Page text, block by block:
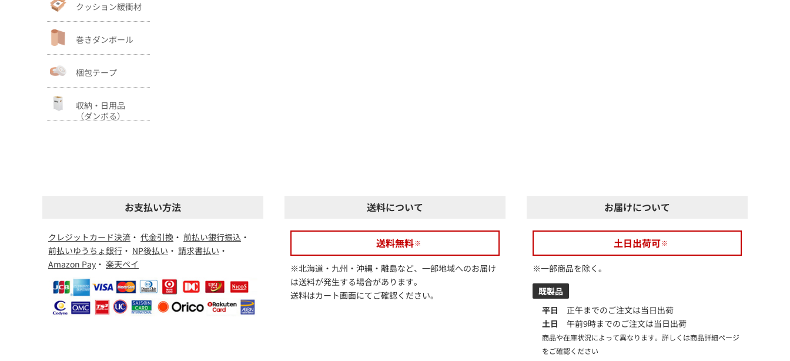
クッション緩衝材
巻きダンボール
梱包テープ
収納・日用品
（ダンボる）
お支払い方法
クレジットカード決済 ・ 代金引換 ・ 前払い銀行振込 ・
前払いゆうちょ銀行 ・ NP後払い ・ 請求書払い ・
Amazon Pay ・ 楽天ペイ
送料について
送料無料
※北海道・九州・沖縄・離島など、一部地域へのお届け
は送料が発生する場合があります。
送料はカート画面にてご確認ください。
お届けについて
土日出荷可
※一部商品を除く。
既製品
平日 正午までのご注文は当日出荷
土日 午前9時までのご注文は当日出荷
商品や在庫状況によって異なります。詳しくは商品詳細ページ
をご確認ください